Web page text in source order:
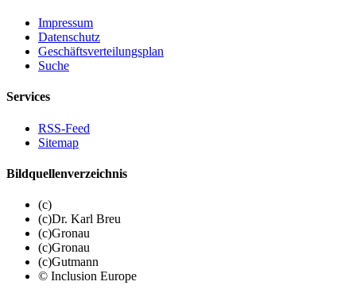
Impressum
Datenschutz
Geschäftsverteilungsplan
Suche
Services
RSS-Feed
Sitemap
Bildquellenverzeichnis
(c)
(c)Dr. Karl Breu
(c)Gronau
(c)Gronau
(c)Gutmann
© Inclusion Europe